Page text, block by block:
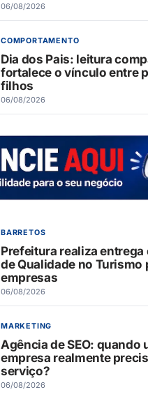
06/08/2026
COMPORTAMENTO
Dia dos Pais: leitura
fortalece o vínculo entre
filhos
06/08/2026
BARRETOS
Prefeitura realiza entrega
de Qualidade no Turismo
empresas
06/08/2026
MARKETING
Agência de SEO: quando
empresa realmente
serviço?
06/08/2026